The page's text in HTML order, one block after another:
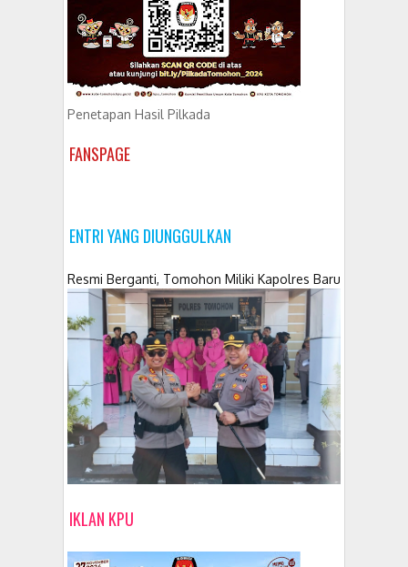
Penetapan Hasil Pilkada
FANSPAGE
ENTRI YANG DIUNGGULKAN
Resmi Berganti, Tomohon Miliki Kapolres Baru
IKLAN KPU